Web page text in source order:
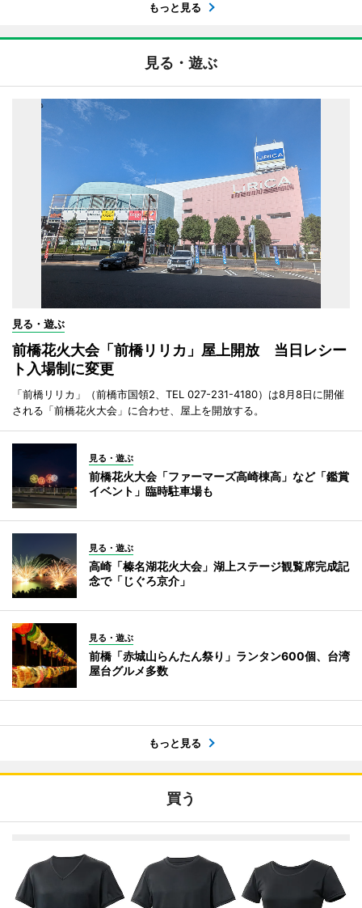
もっと見る
見る・遊ぶ
見る・遊ぶ
前橋花火大会「前橋リリカ」屋上開放 当日レシー
ト入場制に変更
「前橋リリカ」（前橋市国領2、TEL 027-231-4180）は8月8日に開催
される「前橋花火大会」に合わせ、屋上を開放する。
見る・遊ぶ
前橋花火大会「ファーマーズ高崎棟高」など「鑑賞
イベント」臨時駐車場も
見る・遊ぶ
高崎「榛名湖花火大会」湖上ステージ観覧席完成記
念で「じぐろ京介」
見る・遊ぶ
前橋「赤城山らんたん祭り」ランタン600個、台湾
屋台グルメ多数
もっと見る
買う